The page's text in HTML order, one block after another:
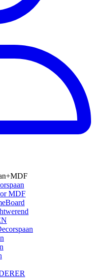
MDF